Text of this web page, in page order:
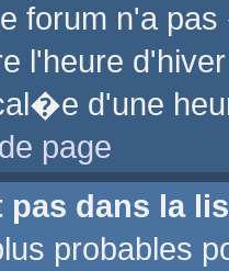
forum n'a
l'heure
d'une
page
pas dans la
probables